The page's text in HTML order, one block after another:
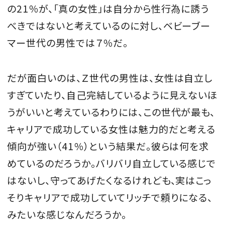
の21％が、「真の女性」は自分から性行為に誘う
べきではないと考えているのに対し、ベビーブー
マー世代の男性では７％だ。
だが面白いのは、Ｚ世代の男性は、女性は自立し
すぎていたり、自己完結しているように見えないほ
うがいいと考えているわりには、この世代が最も、
キャリアで成功している女性は魅力的だと考える
傾向が強い（41％）という結果だ。彼らは何を求
めているのだろうか。バリバリ自立している感じで
はないし、守ってあげたくなるけれども、実はこっ
そりキャリアで成功していてリッチで頼りになる、
みたいな感じなんだろうか。